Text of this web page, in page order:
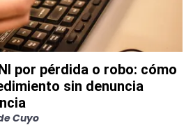
por pérdida o robo: cómo
sin denuncia
Cuyo